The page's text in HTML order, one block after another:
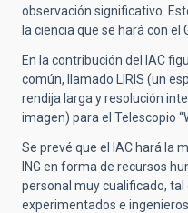
observación significativo.
la ciencia que se hará con el
En la contribución del IAC
común, llamado LIRIS (un
rendija larga y resolución
imagen) para el Telescopio
Se prevé que el IAC hará la
ING en forma de recursos
personal muy cualificado,
experimentados e